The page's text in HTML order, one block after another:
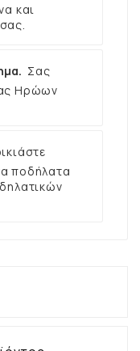
και
Σας
Ηρώων
ποδήλατα